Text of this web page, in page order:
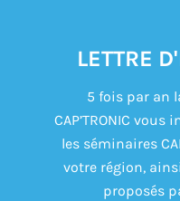
LETTRE
5 fois par an
CAP’TRONIC
les séminaires
votre région,
proposés